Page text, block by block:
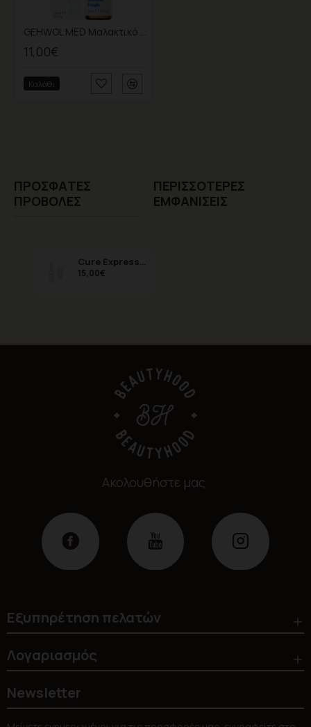
GEHWOL MED Μαλακτικό νυχιών Nail softener 15ml
11,00€
Καλάθι
ΠΡΌΣΦΑTΕΣ
ΠΡΟΒΟΛΈΣ
ΠΕΡΙΣΣΌΤΕΡΕΣ
ΕΜΦΑΝΊΣΕΙΣ
Cure Express Θεραπεία νυχιών - milky pink 11ml
15,00€
Ακολουθήστε μας
Εξυπηρέτηση πελατών
Λογαριασμός
Newsletter